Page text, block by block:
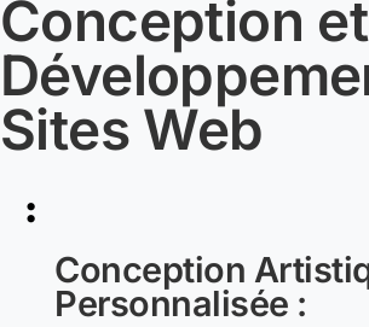
Conception et
Sites Web
Conception
Personnalisée :